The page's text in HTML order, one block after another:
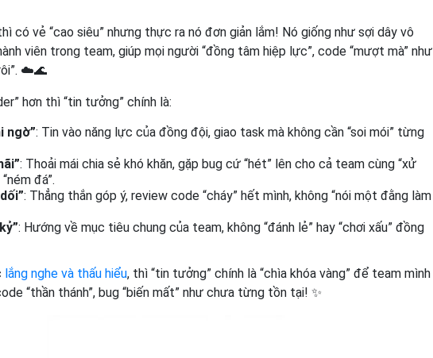
có vẻ “cao siêu” nhưng thực ra nó đơn giản lắm! Nó giống như sợi dây vô
viên trong team, giúp mọi người “đồng tâm hiệp lực”, code “mượt mà” như
☁️🌊
hơn thì “tin tưởng” chính là:
ngờ”: Tin vào năng lực của đồng đội, giao task mà không cần “soi mói” từng
: Thoải mái chia sẻ khó khăn, gặp bug cứ “hét” lên cho cả team cùng “xử
đá”.
: Thẳng thắn góp ý, review code “cháy” hết mình, không “nói một đằng làm
: Hướng về mục tiêu chung của team, không “đánh lẻ” hay “chơi xấu” đồng
lắng nghe và thấu hiểu, thì “tin tưởng” chính là “chìa khóa vàng” để team mình
“thần thánh”, bug “biến mất” như chưa từng tồn tại! ✨